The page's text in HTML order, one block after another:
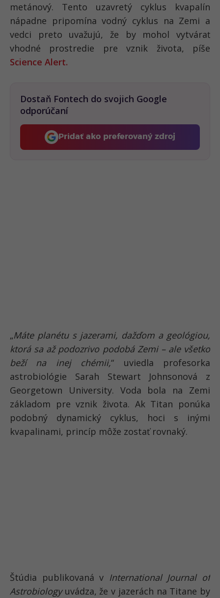
metánový. Tento uzavretý cyklus kvapalín
nápadne pripomína vodný cyklus na Zemi a
vedci preto uvažujú, že by mohol vytvárať
vhodné prostredie pre vznik života, píše
Science Alert.
Dostaň Fontech do svojich Google
odporúčaní
Pridať ako preferovaný zdroj
Fontech, odkaz sa otvorí v
„Máte planétu s jazerami, dažďom a geológiou,
ktorá sa až podozrivo podobá Zemi – ale všetko
beží na inej chémii,“ uviedla profesorka
astrobiológie Sarah Stewart Johnsonová z
Georgetown University. Voda bola na Zemi
základom pre vznik života. Ak Titan ponúka
podobný dynamický cyklus, hoci s inými
kvapalinami, princíp môže zostať rovnaký.
Štúdia publikovaná v International Journal of
Astrobiologyuvádza, že v jazerách na Titane by